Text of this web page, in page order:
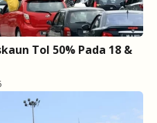
Tol 50% Pada 18 &